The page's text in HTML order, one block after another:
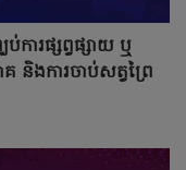
ការផ្សព្វផ្សាយ ឬ
និងការចាប់សត្វព្រៃ